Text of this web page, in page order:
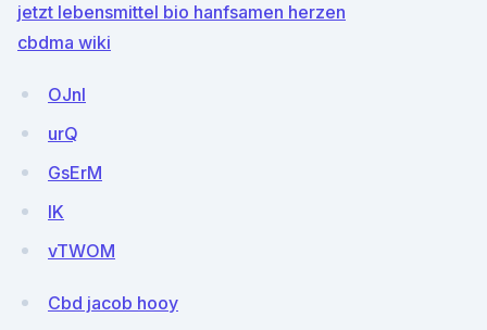
jetzt lebensmittel bio hanfsamen herzen
cbdma wiki
OJnl
urQ
GsErM
lK
vTWOM
Cbd jacob hooy